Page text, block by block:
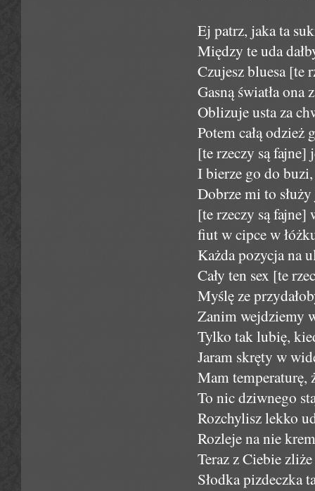
Ej patrz, jaka ta
Między te uda
Czujesz bluesa [te
Gasną światła ona
Oblizuje usta za
Potem całą
[te rzeczy są
I bierze go do
Dobrze mi to
[te rzeczy są
fiut w cipce w
Każda pozycja na
Cały ten sex [te
Myślę ze
Zanim wejdziemy
Tylko tak lubię,
Jaram skręty w
Mam temperaturę,
To nic dziwnego
Rozchylisz lekko
Rozleje na nie
Teraz z Ciebie
Słodka pizdeczka